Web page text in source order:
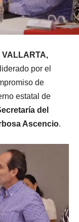
VALLARTA,
por el
de
estatal de
del
Ascencio.